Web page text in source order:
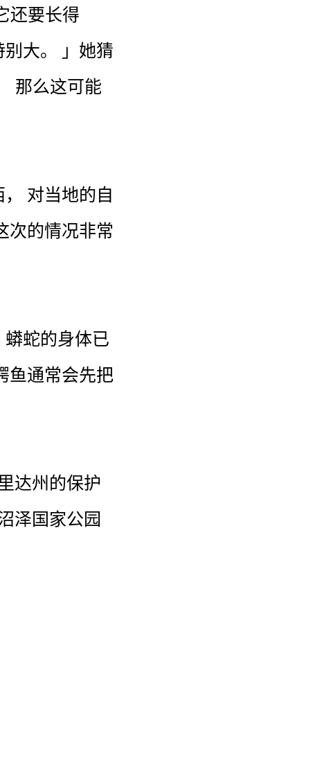
还要长得
别 大。 」 她猜
那么这可能
， 对当地的自
次的情况非常
蟒蛇的身体已
鱼通常会先把
达州 的保护
泽 国家公园